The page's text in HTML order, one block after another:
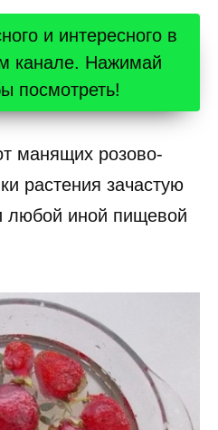
и интересного в
канале. Нажимай
посмотреть!
манящих розово-
растения зачастую
любой иной пищевой